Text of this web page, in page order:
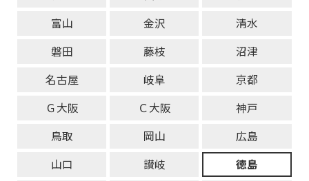
富山
金沢
清水
磐田
藤枝
沼津
名古屋
岐阜
京都
Ｇ大阪
Ｃ大阪
神戸
鳥取
岡山
広島
山口
讃岐
徳島